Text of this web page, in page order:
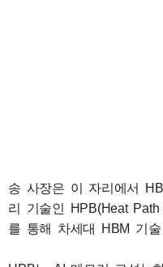
송 사장은 이 자리에서
리 기술인 HPB(Heat
를 통해 차세대 HBM 기